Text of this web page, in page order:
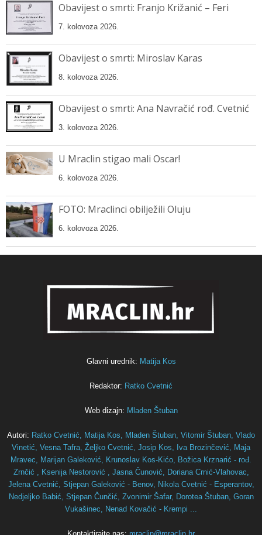
Obavijest o smrti: Franjo Križanić – Feri
7. kolovoza 2026.
Obavijest o smrti: Miroslav Karas
8. kolovoza 2026.
Obavijest o smrti: Ana Navračić rođ. Cvetnić
3. kolovoza 2026.
U Mraclin stigao mali Oscar!
6. kolovoza 2026.
FOTO: Mraclinci obilježili Oluju
6. kolovoza 2026.
Glavni urednik: Matija Kos
Redaktor: Ratko Cvetnić
Web dizajn: Mladen Štuban
Autori: Ratko Cvetnić, Matija Kos, Mladen Štuban, Vitomir Štuban, Vlado
Vinetić, Vesna Tafra, Željko Cvetnić, Josip Kos, Iva Brozinčević,
Maja
Mravec,
Marijan Galeković, Krunoslav Kos-Kićo,
Božica Krznarić - rođ.
Zrnčić ,
Ksenija Nestorović , Jasna Čunović,
Doriana Crnić-Vlahovac,
Jelena Cvetnić, Stjepan Galeković - Benov, Nikola Cvetnić - Esperantov,
Nedjeljko Babić, Stjepan Čunčić, Zvonimir Šafar, Dorotea Štuban, Goran
Vukašinec,
Nenad Kovačić - Krempi ...